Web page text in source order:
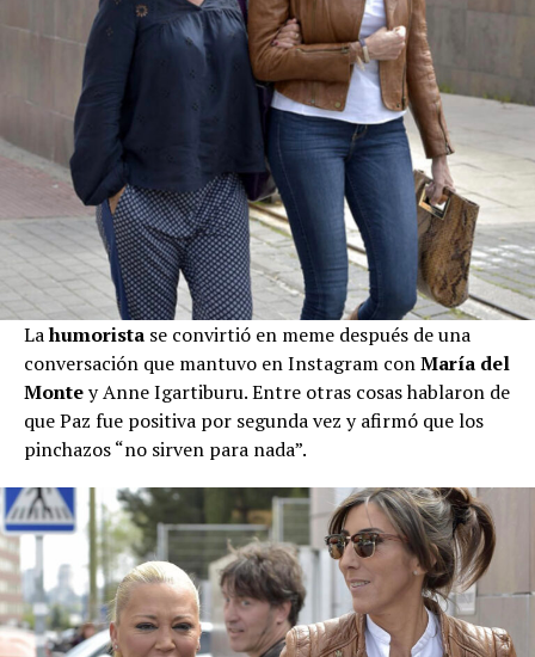
Lahumorista se convirtió en meme después de una
conversación que mantuvo en Instagram conMaría del
Montey Anne Igartiburu. Entre otras cosas hablaron de
que Paz fue positiva por segunda vez y afirmó que los
pinchazos “no sirven para nada”.